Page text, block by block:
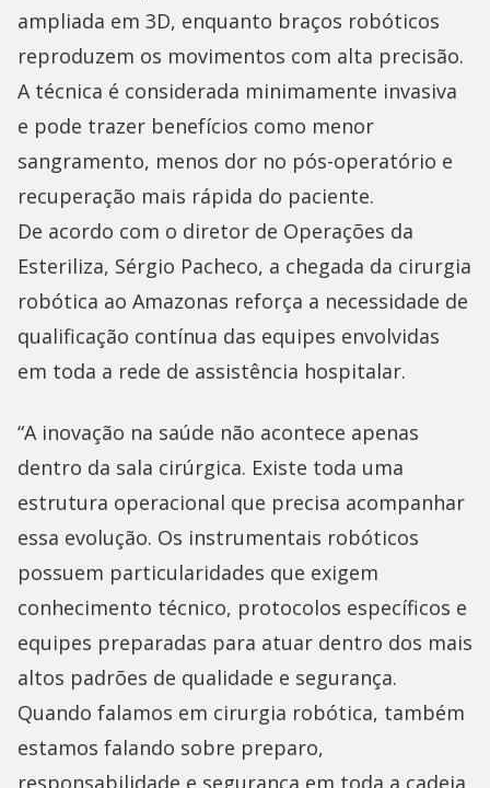
ampliada em 3D, enquanto braços robóticos
reproduzem os movimentos com alta precisão.
A técnica é considerada minimamente invasiva
e pode trazer benefícios como menor
sangramento, menos dor no pós-operatório e
recuperação mais rápida do paciente.
De acordo com o diretor de Operações da
Esteriliza, Sérgio Pacheco, a chegada da cirurgia
robótica ao Amazonas reforça a necessidade de
qualificação contínua das equipes envolvidas
em toda a rede de assistência hospitalar.
“A inovação na saúde não acontece apenas
dentro da sala cirúrgica. Existe toda uma
estrutura operacional que precisa acompanhar
essa evolução. Os instrumentais robóticos
possuem particularidades que exigem
conhecimento técnico, protocolos específicos e
equipes preparadas para atuar dentro dos mais
altos padrões de qualidade e segurança.
Quando falamos em cirurgia robótica, também
estamos falando sobre preparo,
responsabilidade e segurança em toda a cadeia